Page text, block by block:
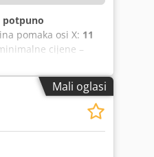
potpuno
pomaka osi X: 11
cijene –
Maksimalna
mm Minimalna
o/min DETALJI
Snaga motora:
za obradu ruba 1
0,18 kW
Mali oglasi